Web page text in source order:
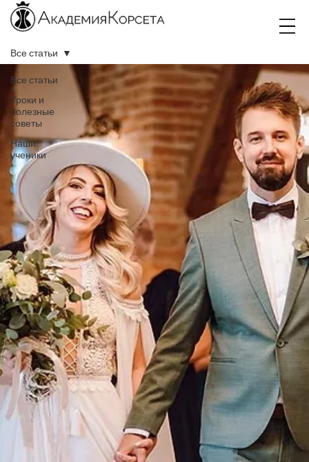
Все статьи
Уроки и
полезные
советы
Наши
ученики
Все статьи